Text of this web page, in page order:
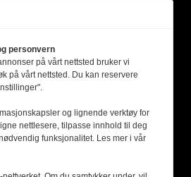
personvern
på vårt nettsted bruker vi
på vårt nettsted. Du kan reservere
og lignende verktøy for
nettlesere, tilpasse innhold til deg
funksjonalitet. Les mer i vår